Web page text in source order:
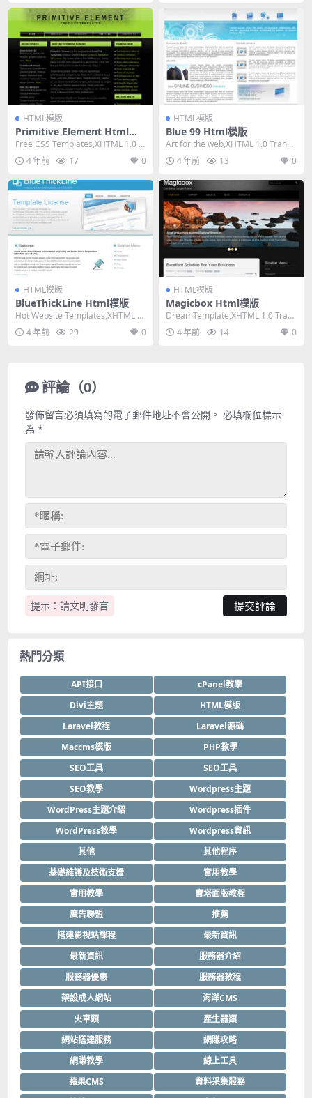
HTML模版
Primitive Element Html模
版
Free CSS Templates,XHTML 1.0 St
rict,Fixe...
4 年前 17 0
HTML模版
Blue 99 Html模版
Art for the web,XHTML 1.0 Transit
ional,F...
4 年前 13 0
HTML模版
BlueThickLine Html模版
Hot Website Templates,XHTML 1.
0 Transiti...
4 年前 29 0
HTML模版
Magicbox Html模版
DreamTemplate,XHTML 1.0 Trans
itional,Fix...
4 年前 14 0
評論（0）
提示：請文明發言
發佈留言必須填寫的電子郵件地址不會公開。 必填欄位標示
為 *
熱門分類
API接口
cPanel教學
Divi主題
HTML模版
Laravel教程
Laravel源碼
Maccms模版
PHP教學
SEO工具
SEO工具
SEO教學
Wordpress主題
WordPress主題介紹
Wordpress插件
WordPress教學
Wordpress資訊
其他
其他程序
基礎維護及技術支援
實用教學
實用教學
寶塔面版教程
廣告聯盟
推薦
搭建影視站課程
最新資訊
最新資訊
服務器介紹
服務器優惠
服務器教程
架設成人網站
海洋CMS
火車頭
產生器類
網站搭建服務
網賺攻略
網賺教學
線上工具
蘋果CMS
資料采集服務